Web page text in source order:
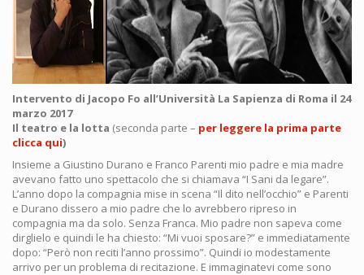
Intervento di Jacopo Fo all’Università La Sapienza di Roma il 24
marzo 2017
Il teatro e la lotta (seconda parte – per leggere la prima parte
clicca qui)
Insieme a Giustino Durano e Franco Parenti mio padre e mia madre
avevano fatto uno spettacolo che si chiamava “I Sani da legare”.
L’anno dopo la compagnia mise in scena “Il dito nell’occhio” e Parenti
e Durano dissero a mio padre che lo avrebbero ripreso in
compagnia ma da solo. Senza Franca. Mio padre non sapeva come
dirglielo e quindi le ha chiesto: “Mi vuoi sposare?” e immediatamente
dopo: “Però non reciti l’anno prossimo”. Quindi io modestamente
arrivo per un problema di recitazione. E immaginatevi come sono